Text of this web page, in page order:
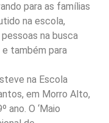
para as famílias
na escola,
na busca
também para
na Escola
em Morro Alto,
ano. O ‘Maio